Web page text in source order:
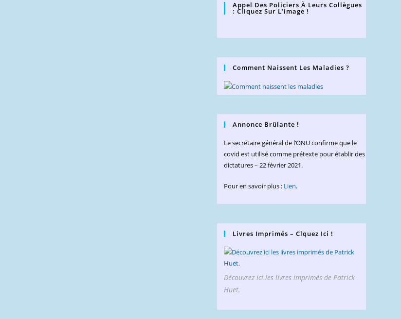
Appel Des Policiers À Leurs Collègues
: Cliquez Sur L’image !
Comment Naissent Les Maladies ?
Annonce Brûlante !
Le secrétaire général de l’ONU confirme que le
covid est utilisé comme prétexte pour établir des
dictatures – 22 février 2021.
Pour en savoir plus : Lien.
Livres Imprimés – Clquez Ici !
Découvrez ici les livres imprimés de Patrick
Huet.